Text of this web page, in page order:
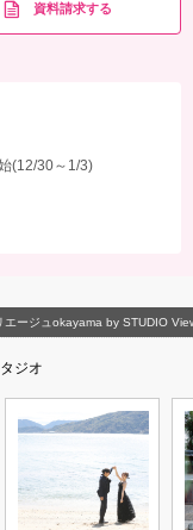
資料請求する
(12/30～1/3)
エージュokayama by STUDIO
ジオ